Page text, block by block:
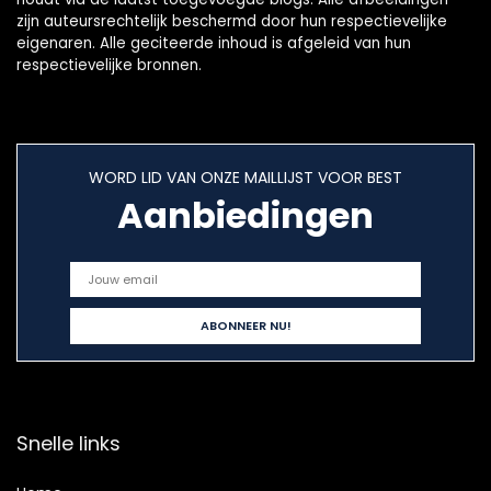
zijn auteursrechtelijk beschermd door hun respectievelijke
eigenaren. Alle geciteerde inhoud is afgeleid van hun
respectievelijke bronnen.
WORD LID VAN ONZE MAILLIJST VOOR BEST
Aanbiedingen
Snelle links